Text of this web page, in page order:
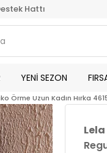
Hattı
YENİ SEZON
Örme Uzun Kadın Hırka
Lela